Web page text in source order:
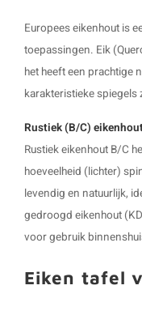
Europees eikenhout is
toepassingen. Eik
het heeft een prachtige
karakteristieke spiegels
Rustiek (B/C)
Rustiek eikenhout B/C
hoeveelheid (lichter)
levendig en natuurlijk,
gedroogd eikenhout
voor gebruik
Eiken tafel